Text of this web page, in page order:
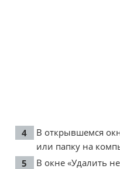
В открывшемся
или папку на
В окне «Удалить